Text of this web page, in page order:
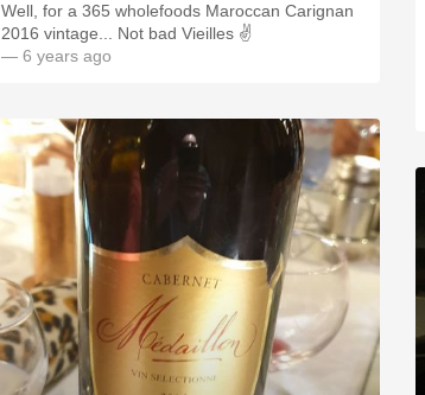
Well, for a 365 wholefoods Maroccan Carignan
2016 vintage... Not bad Vieilles ✌️
— 6 years ago